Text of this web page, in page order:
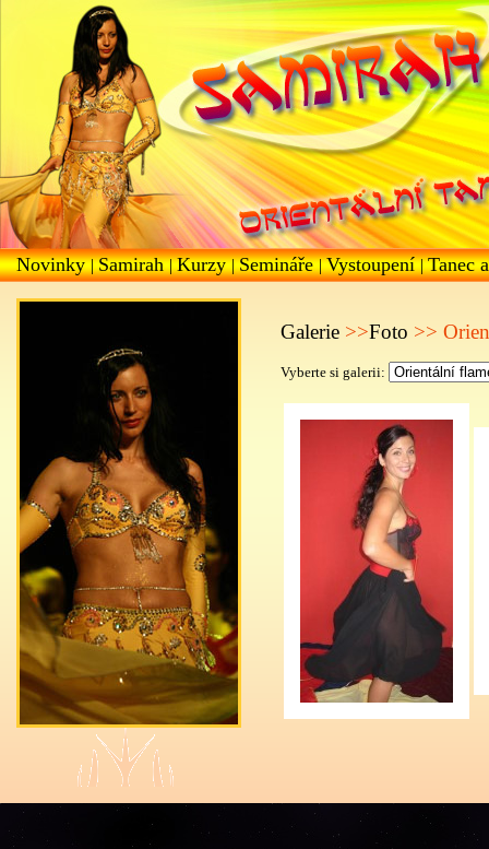
Novinky|Samirah|Kurzy|Semináře|Vystoupení|Tanec
Galerie >>Foto >>
Vyberte si galerii: